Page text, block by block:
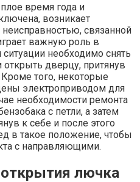
время года и
возникает
связанной
важную роль в
необходимо снять
дверцу, притянув
того, некоторые
электроприводом для
необходимости ремонта
с петли, а затем
к себе и после этого
в такое положение, чтобы
с направляющими.
лючка